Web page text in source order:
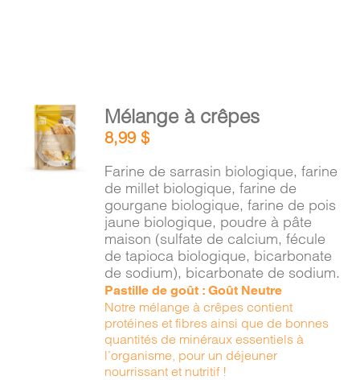
AJOUTER
AU
PANIER
/
Mélange à crêpes
8,99$
Farine de sarrasin biologique, farine
de millet biologique, farine de
gourgane biologique, farine de pois
jaune biologique, poudre à pâte
maison (sulfate de calcium, fécule
de tapioca biologique, bicarbonate
de sodium), bicarbonate de sodium.
Pastille de goût : Goût Neutre
Notre mélange à crêpes contient
protéines et fibres ainsi que de bonnes
quantités de minéraux essentiels à
l’organisme, pour un déjeuner
nourrissant et nutritif !